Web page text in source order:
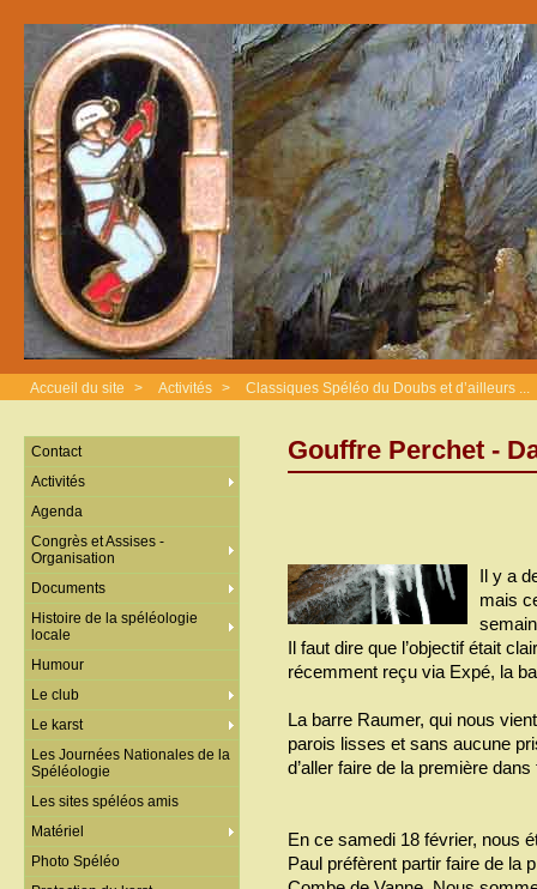
Accueil du site > Activités > Classiques Spéléo du Doubs et d’ailleurs ...
Gouffre Perchet -
Il y a
mais
Il faut dire que l’objectif était
récemment reçu via Expé, la
La barre Raumer, qui nous
parois lisses et sans aucune
d’aller faire de la première
En ce samedi 18 février, nous
Paul préfèrent partir faire de la
Contact
Activités
Agenda
Congrès et Assises -
Organisation
Documents
Histoire de la spéléologie
locale
Humour
Le club
Le karst
Les Journées Nationales de la
Spéléologie
Les sites spéléos amis
Matériel
Photo Spéléo